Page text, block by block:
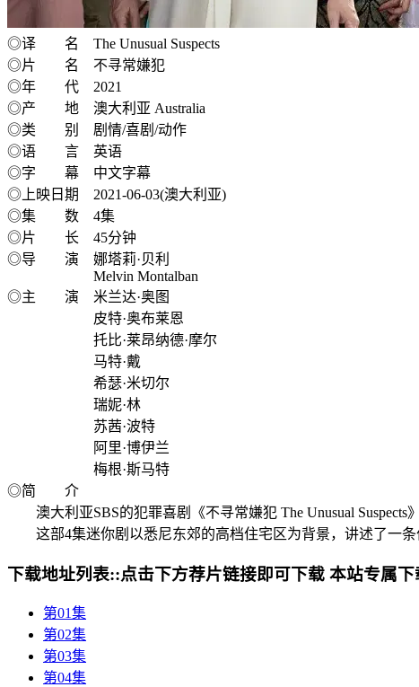
◎译 名 The Unusual Suspects
◎片 名 不寻常嫌犯
◎年 代 2021
◎产 地 澳大利亚 Australia
◎类 别 剧情/喜剧/动作
◎语 言 英语
◎字 幕 中文字幕
◎上映日期 2021-06-03(澳大利亚)
◎集 数 4集
◎片 长 45分钟
◎导 演 娜塔莉·贝利
Melvin Montalban
◎主 演 米兰达·奥图
皮特·奥布莱恩
托比·莱昂纳德·摩尔
马特·戴
希瑟·米切尔
瑞妮·林
苏茜·波特
阿里·博伊兰
梅根·斯马特
◎简 介
澳大利亚SBS的犯罪喜剧《不寻常嫌犯 The Unusual Suspects
这部4集迷你剧以悉尼东郊的高档住宅区为背景，讲述了一条
下载地址列表::点击下方荐片链接即可下载 本站专属
第01集
第02集
第03集
第04集